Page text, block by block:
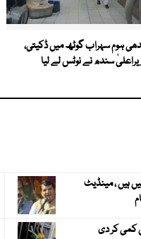
ہوم سہراب گوٹھ میں ڈکیتی،
سندھ نے نوٹس لے لیا
ہیں ، مینڈیٹ
کمی کر دی